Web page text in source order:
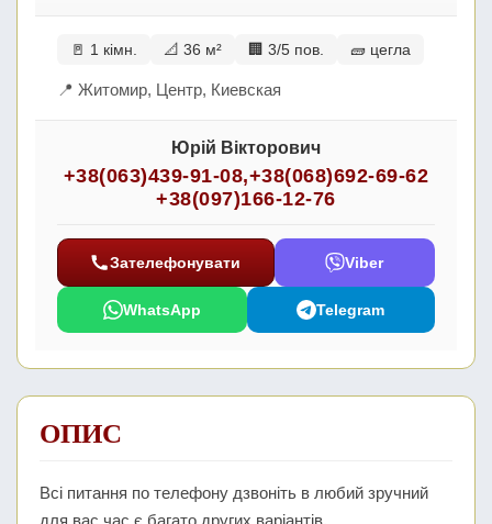
🚪 1 кімн. 📐 36 м² 🏢 3/5 пов. 🧱 цегла
📍 Житомир, Центр, Киевская
Юрій Вікторович
+38(063)439-91-08,+38(068)692-69-62
+38(097)166-12-76
Зателефонувати Viber
WhatsApp Telegram
ОПИС
Всі питання по телефону дзвоніть в любий зручний